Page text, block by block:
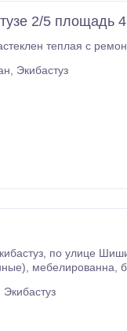
2/5 площадь
теплая с
Экибастуз
Экибастуз